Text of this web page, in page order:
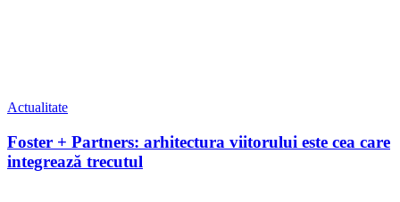
Actualitate
Foster + Partners: arhitectura viitorului este cea care
integrează trecutul